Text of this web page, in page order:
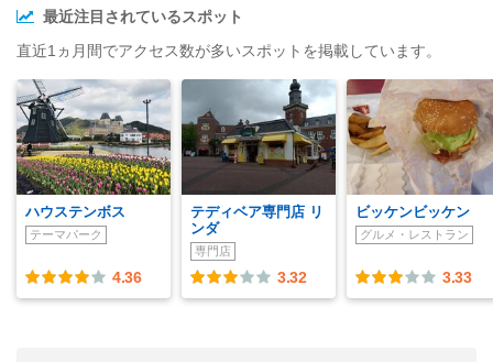
最近注目されているスポット
直近1ヵ月間でアクセス数が多いスポットを掲載しています。
ハウステンボス
テーマパーク
4.36
テディベア専門店 リ
ンダ
専門店
3.32
ビッケンビッケン
グルメ・レストラン
3.33